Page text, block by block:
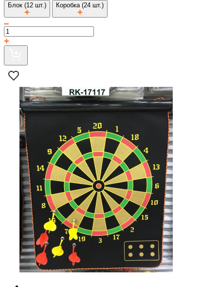
Блок (12 шт.) Коробка (24 шт.)